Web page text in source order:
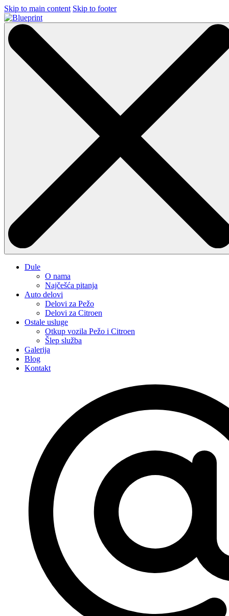
Skip to main content Skip to footer
Dule
O nama
Najčešća pitanja
Auto delovi
Delovi za Pežo
Delovi za Citroen
Ostale usluge
Otkup vozila Pežo i Citroen
Šlep služba
Galerija
Blog
Kontakt